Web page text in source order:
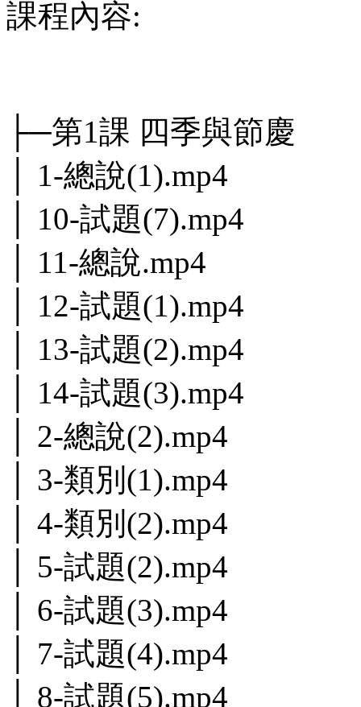
課程內容:
├─第1課 四季與節慶
│ 1-總說(1).mp4
│ 10-試題(7).mp4
│ 11-總說.mp4
│ 12-試題(1).mp4
│ 13-試題(2).mp4
│ 14-試題(3).mp4
│ 2-總說(2).mp4
│ 3-類別(1).mp4
│ 4-類別(2).mp4
│ 5-試題(2).mp4
│ 6-試題(3).mp4
│ 7-試題(4).mp4
│ 8-試題(5).mp4